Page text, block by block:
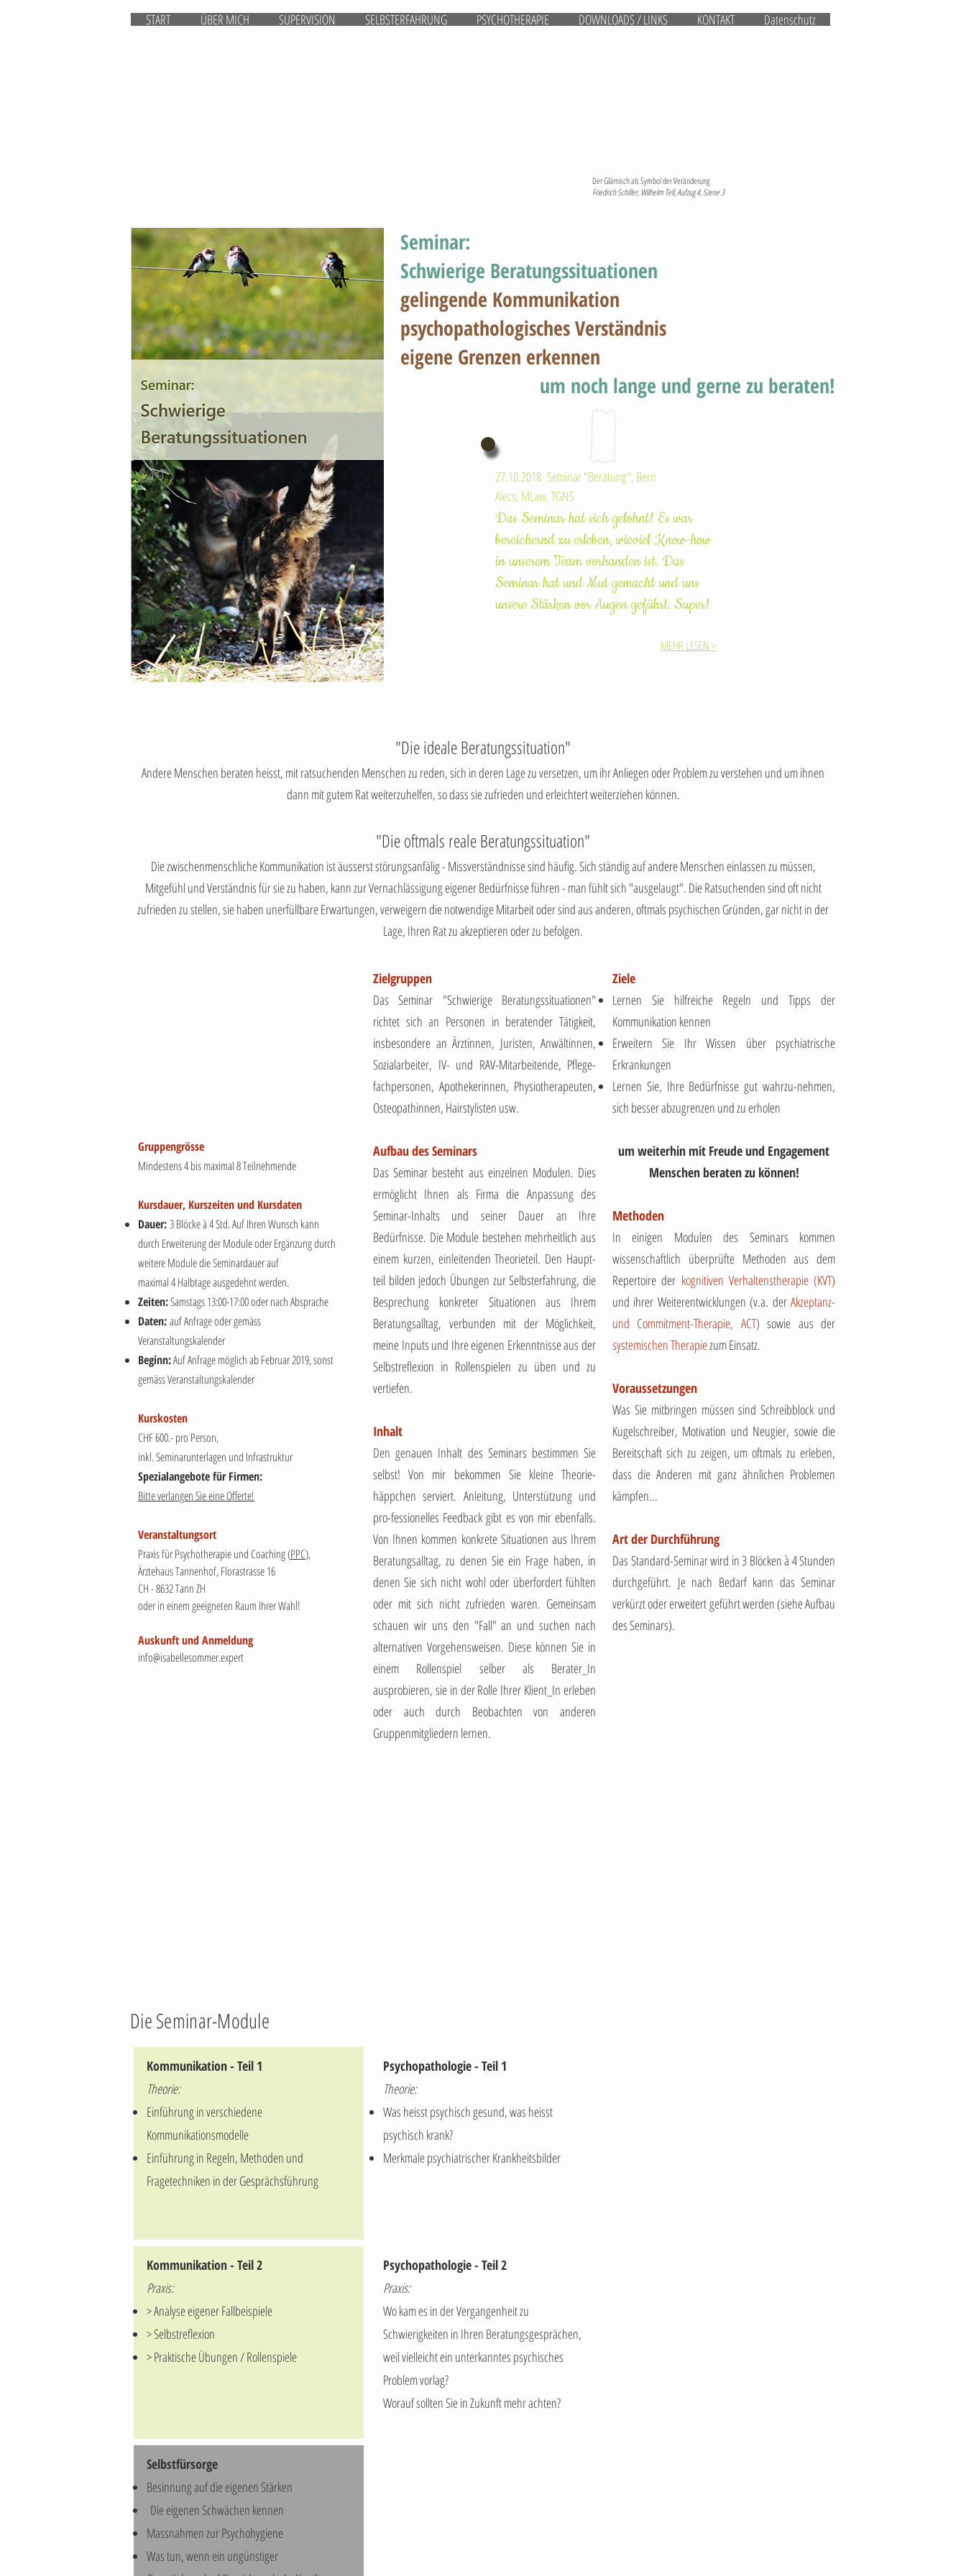
START ÜBER MICH SUPERVISION SELBSTERFAHRUNG PSYCHOTHERAPIE DOWNLOADS / LINKS KONTAKT Datenschutz
Der Glärnisch als Symbol der Veränderung
Friedrich Schiller, Wilhelm Tell, Aufzug 4, Szene 3
Seminar:
Schwierige Beratungssituationen
gelingende Kommunikation
psychopathologisches Verständnis
eigene Grenzen erkennen
um noch lange und gerne zu beraten!
27.10.2018 Seminar "Beratung", Bern
Alecs, MLaw, TGNS
Das Seminar hat sich gelohnt! Es war
bereichernd zu erleben, wieviel Know-how
in unserem Team vorhanden ist. Das
Seminar hat und Mut gemacht und uns
unsere Stärken vor Augen geführt. Super!
MEHR LESEN >
Gruppengrösse
Mindestens 4 bis maximal 8 Teilnehmende
Kursdauer, Kurszeiten und Kursdaten
Dauer:3 Blöcke à 4 Std. Auf Ihren Wunsch kann
durch Erweiterung der Module oder Ergänzung durch
weitere Module die Seminardauer auf
maximal 4 Halbtage ausgedehnt werden.
Zeiten:Samstags 13:00-17:00 oder nach Absprache
Daten:auf Anfrage oder gemäss
Veranstaltungskalender
Beginn:Auf Anfrage möglich ab Februar 2019, sonst
gemäss Veranstaltungskalender
Kurskosten
CHF 600.- pro Person,
inkl. Seminarunterlagen und Infrastruktur
Spezialangebote für Firmen:
Bitte verlangen Sie eine Offerte!
Veranstaltungsort
Praxis für Psychotherapie und Coaching (PPC),
Ärztehaus Tannenhof, Florastrasse 16
CH - 8632 Tann ZH
oder in einem geeigneten Raum Ihrer Wahl!
Auskunft und Anmeldung
info@isabellesommer.expert
"Die ideale Beratungssituation"
Andere Menschen beraten heisst, mit ratsuchenden Menschen zu reden, sich in deren Lage zu versetzen, um ihr Anliegen oder Problem zu verstehen und um ihnen
dann mit gutem Rat weiterzuhelfen, so dass sie zufrieden und erleichtert weiterziehen können.
"Die oftmals reale Beratungssituation"
Die zwischenmenschliche Kommunikation ist äusserst störungsanfälig - Missverständnisse sind häufig. Sich ständig auf andere Menschen einlassen zu müssen,
Mitgefühl und Verständnis für sie zu haben, kann zur Vernachlässigung eigener Bedürfnisse führen - man fühlt sich "ausgelaugt". Die Ratsuchenden sind oft nicht
zufrieden zu stellen, sie haben unerfüllbare Erwartungen, verweigern die notwendige Mitarbeit oder sind aus anderen, oftmals psychischen Gründen, gar nicht in der
Lage, Ihren Rat zu akzeptieren oder zu befolgen.
Zielgruppen
Das Seminar "Schwierige Beratungssituationen"
richtet sich an Personen in beratender Tätigkeit,
insbesondere an Ärztinnen, Juristen, Anwältinnen,
Sozialarbeiter, IV- und RAV-Mitarbeitende, Pflege-
fachpersonen, Apothekerinnen, Physiotherapeuten,
Osteopathinnen, Hairstylisten usw.
Aufbau des Seminars
Das Seminar besteht aus einzelnen Modulen. Dies
ermöglicht Ihnen als Firma die Anpassung des
Seminar-Inhalts und seiner Dauer an Ihre
Bedürfnisse. Die Module bestehen mehrheitlich aus
einem kurzen, einleitenden Theorieteil. Den Haupt-
teil bilden jedoch Übungen zur Selbsterfahrung, die
Besprechung konkreter Situationen aus Ihrem
Beratungsalltag, verbunden mit der Möglichkeit,
meine Inputs und Ihre eigenen Erkenntnisse aus der
Selbstreflexion in Rollenspielen zu üben und zu
vertiefen.
Inhalt
Den genauen Inhalt des Seminars bestimmen Sie
selbst! Von mir bekommen Sie kleine Theorie-
häppchen serviert. Anleitung, Unterstützung und
pro-fessionelles Feedback gibt es von mir ebenfalls.
Von Ihnen kommen konkrete Situationen aus Ihrem
Beratungsalltag, zu denen Sie ein Frage haben, in
denen Sie sich nicht wohl oder überfordert fühlten
oder mit sich nicht zufrieden waren. Gemeinsam
schauen wir uns den "Fall" an und suchen nach
alternativen Vorgehensweisen. Diese können Sie in
einem Rollenspiel selber als Berater_In
ausprobieren, sie in der Rolle Ihrer Klient_In erleben
oder auch durch Beobachten von anderen
Gruppenmitgliedern lernen.
Ziele
Lernen Sie hilfreiche Regeln und Tipps der
Kommunikation kennen
Erweitern Sie Ihr Wissen über psychiatrische
Erkrankungen
Lernen Sie, Ihre Bedürfnisse gut wahrzu-nehmen,
sich besser abzugrenzen und zu erholen
um weiterhin mit Freude und Engagement
Menschen beraten zu können!
Methoden
In einigen Modulen des Seminars kommen
wissenschaftlich überprüfte Methoden aus dem
Repertoire der kognitiven Verhaltenstherapie (KVT)
und ihrer Weiterentwicklungen (v.a. der Akzeptanz-
und Commitment-Therapie, ACT) sowie aus der
systemischen Therapiezum Einsatz.
Voraussetzungen
Was Sie mitbringen müssen sind Schreibblock und
Kugelschreiber, Motivation und Neugier, sowie die
Bereitschaft sich zu zeigen, um oftmals zu erleben,
dass die Anderen mit ganz ähnlichen Problemen
kämpfen...
Art der Durchführung
Das Standard-Seminar wird in 3 Blöcken à 4 Stunden
durchgeführt. Je nach Bedarf kann das Seminar
verkürzt oder erweitert geführt werden (siehe Aufbau
des Seminars).
Die Seminar-Module
Kommunikation - Teil 1
Theorie:
Einführung in verschiedene
Kommunikationsmodelle
Einführung in Regeln, Methoden und
Fragetechniken in der Gesprächsführung
Kommunikation - Teil 2
Praxis:
> Analyse eigener Fallbeispiele
> Selbstreflexion
> Praktische Übungen / Rollenspiele
Psychopathologie - Teil 1
Theorie:
Was heisst psychisch gesund, was heisst
psychisch krank?
Merkmale psychiatrischer Krankheitsbilder
Psychopathologie - Teil 2
Praxis:
Wo kam es in der Vergangenheit zu
Schwierigkeiten in Ihren Beratungsgesprächen,
weil vielleicht ein unterkanntes psychisches
Problem vorlag?
Worauf sollten Sie in Zukunft mehr achten?
Selbstfürsorge
Besinnung auf die eigenen Stärken
Die eigenen Schwächen kennen
Massnahmen zur Psychohygiene
Was tun, wenn ein ungünstiger